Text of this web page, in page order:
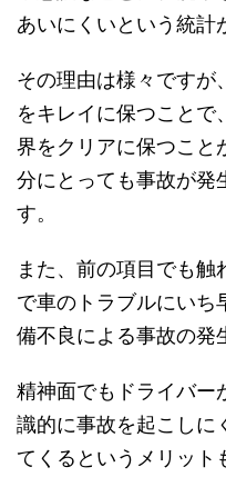
あいにくいという統計
その理由は様々ですが
をキレイに保つことで
界をクリアに保つこと
分にとっても事故が発
す。
また、前の項目でも触
で車のトラブルにいち
備不良による事故の発
精神面でもドライバー
識的に事故を起こしに
てくるというメリット